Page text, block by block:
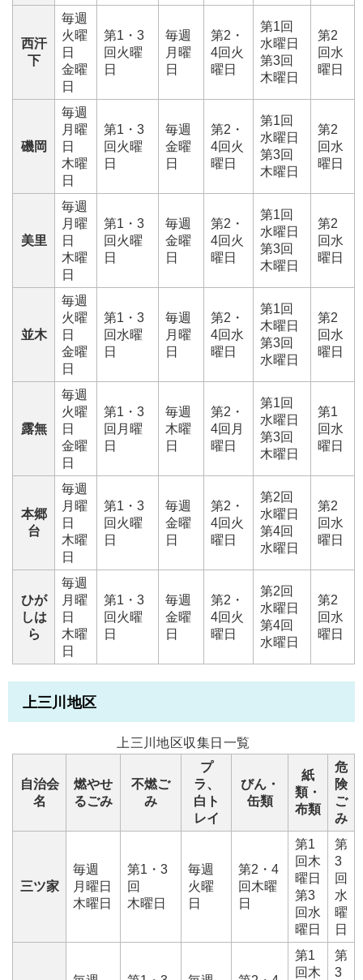
西汗
下
毎週
火曜
日
金曜
日
第1・3
回火曜
日
毎週
月曜
日
第2・
4回火
曜日
第1回
水曜日
第3回
木曜日
第2
回水
曜日
磯岡
毎週
月曜
日
木曜
日
第1・3
回火曜
日
毎週
金曜
日
第2・
4回火
曜日
第1回
水曜日
第3回
木曜日
第2
回水
曜日
美里
毎週
月曜
日
木曜
日
第1・3
回火曜
日
毎週
金曜
日
第2・
4回火
曜日
第1回
水曜日
第3回
木曜日
第2
回水
曜日
並木
毎週
火曜
日
金曜
日
第1・3
回水曜
日
毎週
月曜
日
第2・
4回水
曜日
第1回
木曜日
第3回
水曜日
第2
回水
曜日
露無
毎週
火曜
日
金曜
日
第1・3
回月曜
日
毎週
木曜
日
第2・
4回月
曜日
第1回
水曜日
第3回
木曜日
第1
回水
曜日
本郷
台
毎週
月曜
日
木曜
日
第1・3
回火曜
日
毎週
金曜
日
第2・
4回火
曜日
第2回
水曜日
第4回
水曜日
第2
回水
曜日
ひが
しは
ら
毎週
月曜
日
木曜
日
第1・3
回火曜
日
毎週
金曜
日
第2・
4回火
曜日
第2回
水曜日
第4回
水曜日
第2
回水
曜日
上三川地区
上三川地区収集日一覧
自治会
名
燃やせ
るごみ
不燃ご
み
プ
ラ、
白ト
レイ
びん・
缶類
紙
類・
布類
危
険
ご
み
三ツ家
毎週
月曜日
木曜日
第1・3
回
木曜日
毎週
火曜
日
第2・4
回木曜
日
第1
回木
曜日
第3
回水
曜日
第
3
回
水
曜
日
第1
回木
第
3